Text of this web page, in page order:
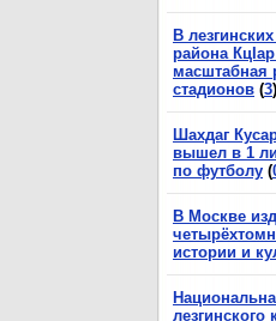
В
района
масштабная
стадионов (3)
Шахдаг
вышел в 1
по футболу (
В Москве
истории и
лезгинского